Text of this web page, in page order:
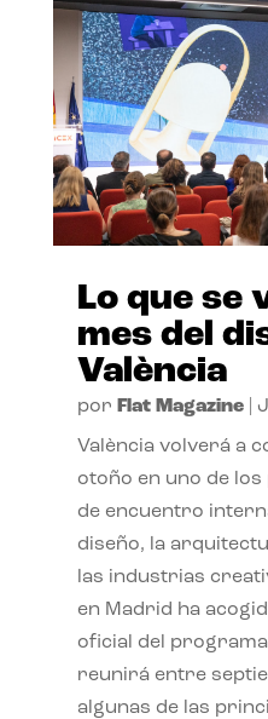
Lo que se
mes del
València
por Flat Magazine|
València volverá a
otoño en uno de
de encuentro
diseño, la
las industrias
en Madrid ha
oficial del
reunirá entre
algunas de las